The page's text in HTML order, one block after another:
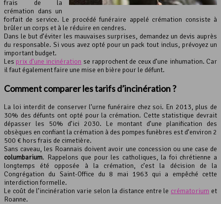
frais de la
crémation dans un
forfait de service. Le procédé funéraire appelé crémation consiste à
brûler un corps et à le réduire en cendres.
Dans le but d’éviter les mauvaises surprises, demandez un devis auprès
du responsable. Si vous avez opté pour un pack tout inclus, prévoyez un
important budget.
Les prix d’une incinération se rapprochent de ceux d’une inhumation. Car
il faut également faire une mise en bière pour le défunt.
Comment comparer les tarifs d’incinération?
La loi interdit de conserver l’urne funéraire chez soi. En 2013, plus de
30% des défunts ont opté pour la crémation. Cette statistique devrait
dépasser les 50% d’ici 2030. Le montant d’une planification des
obsèques en confiant la crémation à des pompes funèbres est d’environ 2
500 € hors frais de cimetière.
Sans caveau, les Roannais doivent avoir une concession ou une case de
columbarium. Rappelons que pour les catholiques, la foi chrétienne a
longtemps été opposée à la crémation, c’est la décision de la
Congrégation du Saint-Office du 8 mai 1963 qui a empêché cette
interdiction formelle.
Le coût de l’incinération varie selon la distance entre le crématorium et
Roanne.